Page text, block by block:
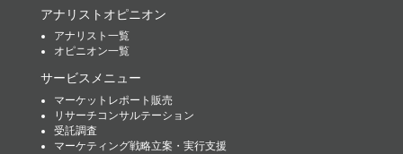
アナリストオピニオン
アナリスト一覧
オピニオン一覧
サービスメニュー
マーケットレポート販売
リサーチコンサルテーション
受託調査
マーケティング戦略立案・実行支援